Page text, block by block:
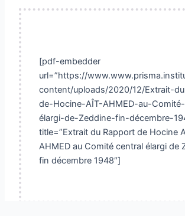
[pdf-embedder
url=”https://
content/uploads/2020/12/Extrait-
de-Hocine-AÎT-AHMED-au-
élargi-de-Zeddine-fin-décembre-
title=”Extrait du Rapport de Hocine
AHMED au Comité central élargi de
fin décembre 1948″]